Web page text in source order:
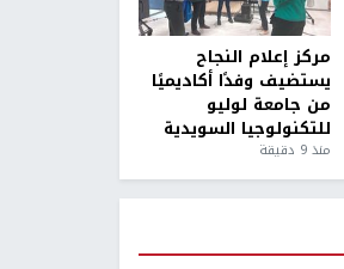
مركز إعلام النجاح
يستضيف وفدًا أكاديميًا
من جامعة لوليو
للتكنولوجيا السويدية
منذ 9 دقيقة